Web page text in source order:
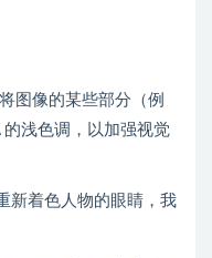
图像的某些部分（例
浅色调，以加强视觉
新着色人物的眼睛，我